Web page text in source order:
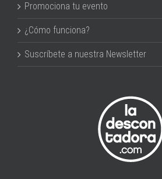
Promociona tu evento
¿Cómo funciona?
Suscríbete a nuestra Newsletter